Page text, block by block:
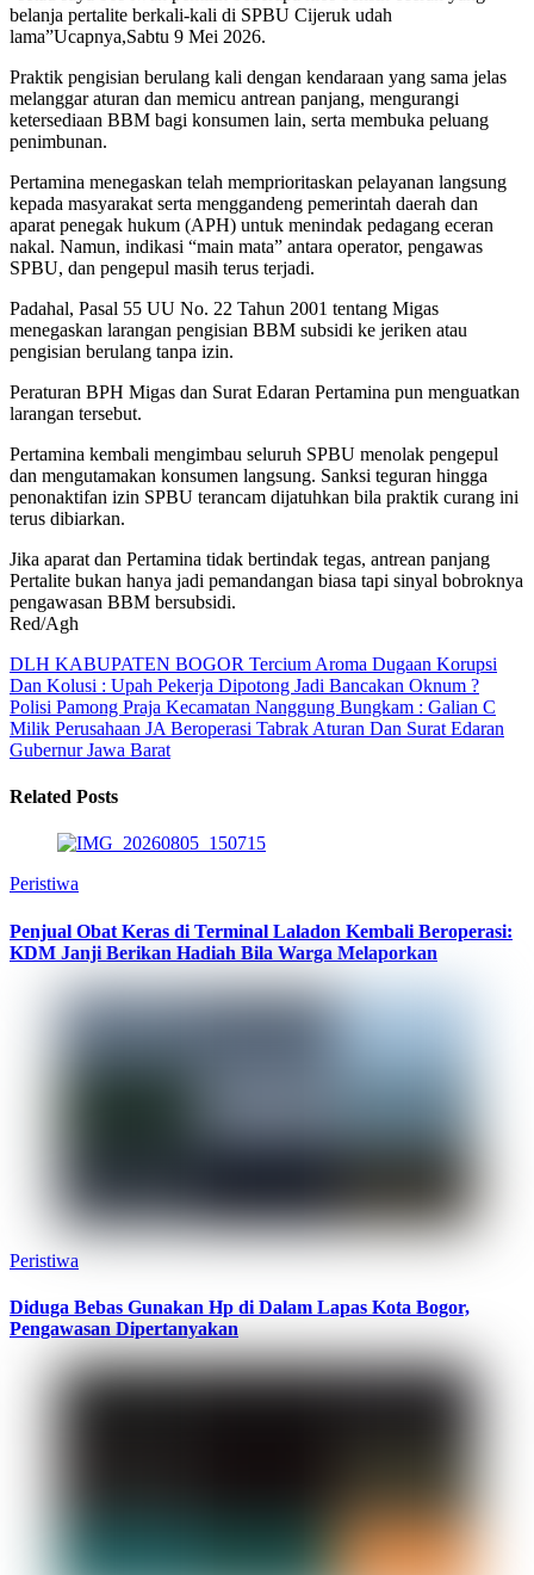
belanja pertalite berkali-kali di SPBU Cijeruk udah
lama”Ucapnya,Sabtu 9 Mei 2026.
Praktik pengisian berulang kali dengan kendaraan yang sama jelas
melanggar aturan dan memicu antrean panjang, mengurangi
ketersediaan BBM bagi konsumen lain, serta membuka peluang
penimbunan.
Pertamina menegaskan telah memprioritaskan pelayanan langsung
kepada masyarakat serta menggandeng pemerintah daerah dan
aparat penegak hukum (APH) untuk menindak pedagang eceran
nakal. Namun, indikasi “main mata” antara operator, pengawas
SPBU, dan pengepul masih terus terjadi.
Padahal, Pasal 55 UU No. 22 Tahun 2001 tentang Migas
menegaskan larangan pengisian BBM subsidi ke jeriken atau
pengisian berulang tanpa izin.
Peraturan BPH Migas dan Surat Edaran Pertamina pun menguatkan
larangan tersebut.
Pertamina kembali mengimbau seluruh SPBU menolak pengepul
dan mengutamakan konsumen langsung. Sanksi teguran hingga
penonaktifan izin SPBU terancam dijatuhkan bila praktik curang ini
terus dibiarkan.
Jika aparat dan Pertamina tidak bertindak tegas, antrean panjang
Pertalite bukan hanya jadi pemandangan biasa tapi sinyal bobroknya
pengawasan BBM bersubsidi.
Red/Agh
DLH KABUPATEN BOGOR Tercium Aroma Dugaan Korupsi
Dan Kolusi : Upah Pekerja Dipotong Jadi Bancakan Oknum ?
Polisi Pamong Praja Kecamatan Nanggung Bungkam : Galian C
Milik Perusahaan JA Beroperasi Tabrak Aturan Dan Surat Edaran
Gubernur Jawa Barat
Related Posts
Peristiwa
Penjual Obat Keras di Terminal Laladon Kembali Beroperasi:
KDM Janji Berikan Hadiah Bila Warga Melaporkan
Peristiwa
Diduga Bebas Gunakan Hp di Dalam Lapas Kota Bogor,
Pengawasan Dipertanyakan